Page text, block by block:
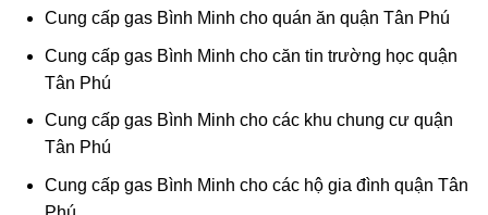
Cung cấp gas Bình Minh cho quán ăn quận Tân Phú
Cung cấp gas Bình Minh cho căn tin trường học quận
Tân Phú
Cung cấp gas Bình Minh cho các khu chung cư quận
Tân Phú
Cung cấp gas Bình Minh cho các hộ gia đình quận Tân